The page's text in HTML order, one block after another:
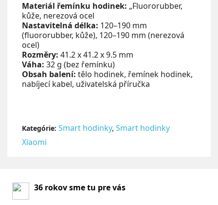
Materiál řemínku hodinek: „Fluororubber,
kůže, nerezová ocel
Nastavitelná délka: 120–190 mm
(fluororubber, kůže), 120–190 mm (nerezová
ocel)
Rozměry: 41.2 x 41.2 x 9.5 mm
Váha: 32 g (bez řemínku)
Obsah balení: tělo hodinek, řemínek hodinek,
nabíjecí kabel, uživatelská příručka
Kategórie: Smart hodinky, Smart hodinky
Xiaomi
36 rokov sme tu pre vás